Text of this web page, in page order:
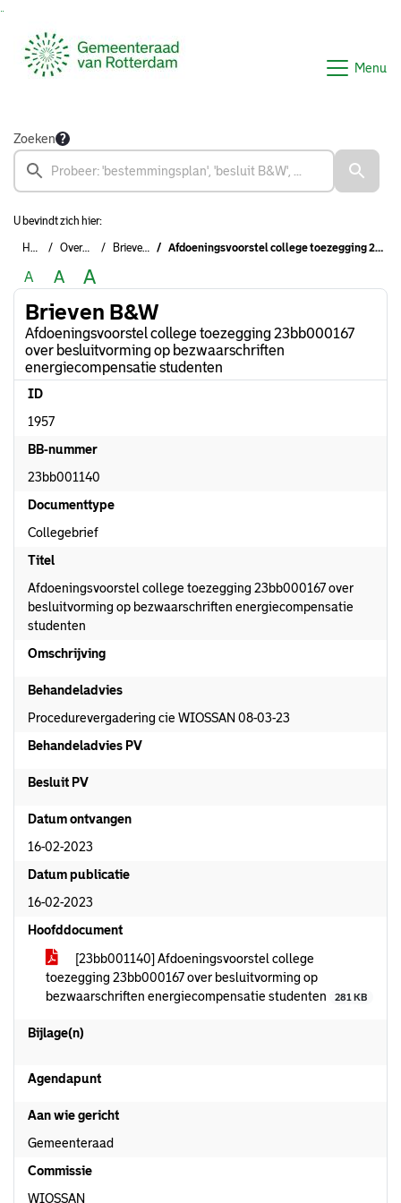
Menu
Zoeken
U bevindt zich hier:
Home Overzichten Brieven B&W Afdoeningsvoorstel college toezegging 23bb000167 over besluitvorming op bezwaarschriften energiecompensatie studenten
A A A
Brieven B&W
Afdoeningsvoorstel college toezegging 23bb000167
over besluitvorming op bezwaarschriften
energiecompensatie studenten
ID
1957
BB-nummer
23bb001140
Documenttype
Collegebrief
Titel
Afdoeningsvoorstel college toezegging 23bb000167 over
besluitvorming op bezwaarschriften energiecompensatie
studenten
Omschrijving
Behandeladvies
Procedurevergadering cie WIOSSAN 08-03-23
Behandeladvies PV
Besluit PV
Datum ontvangen
16-02-2023
Datum publicatie
16-02-2023
Hoofddocument
[23bb001140] Afdoeningsvoorstel college
toezegging 23bb000167 over besluitvorming op
bezwaarschriften energiecompensatie studenten
281 KB
Bijlage(n)
Agendapunt
Aan wie gericht
Gemeenteraad
Commissie
WIOSSAN